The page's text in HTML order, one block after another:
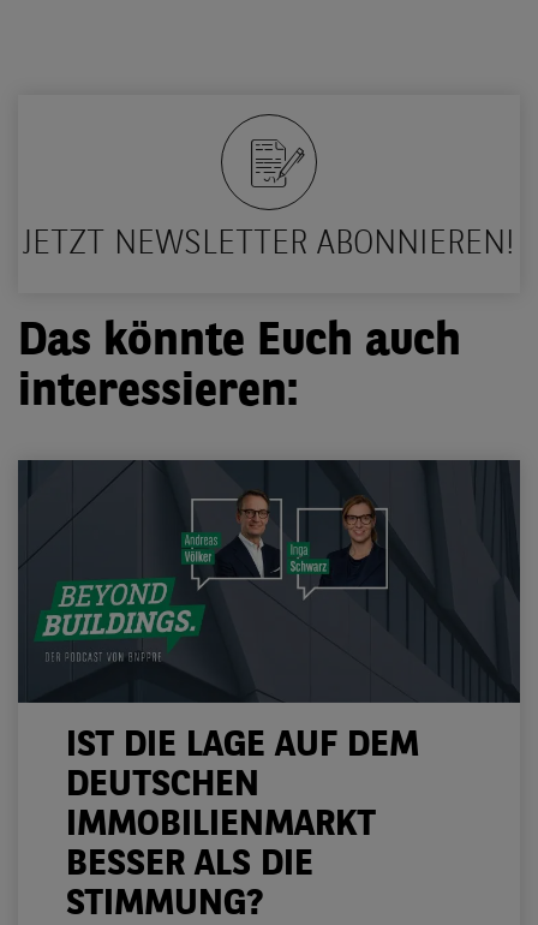
JETZT NEWSLETTER ABONNIEREN!
Das könnte Euch auch
interessieren:
IST DIE LAGE AUF DEM
DEUTSCHEN
IMMOBILIENMARKT
BESSER ALS DIE
STIMMUNG?